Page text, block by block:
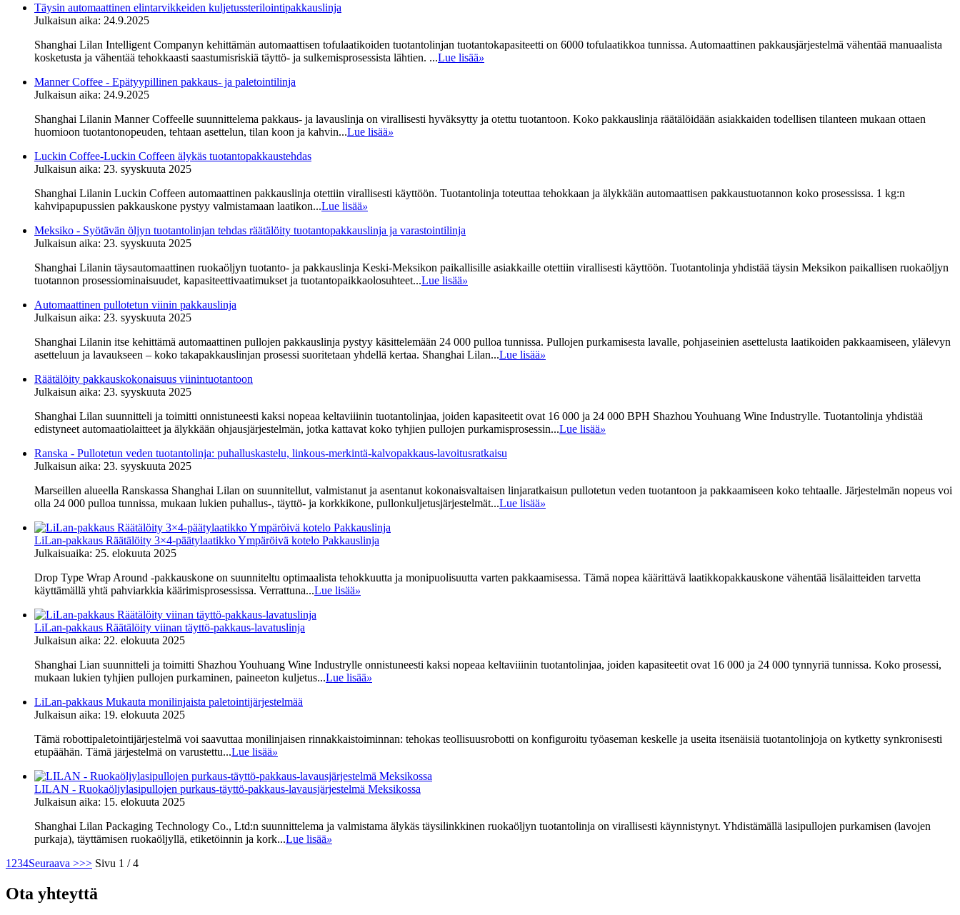
Täysin automaattinen elintarvikkeiden kuljetussterilointipakkauslinja
Julkaisun aika: 24.9.2025
Shanghai Lilan Intelligent Companyn kehittämän automaattisen tofulaatikoiden tuotantolinjan tuotantokapasiteetti on 6000 tofulaatikkoa tunnissa. Automaattinen pakkausjärjestelmä vähentää manuaalista
kosketusta ja vähentää tehokkaasti saastumisriskiä täyttö- ja sulkemisprosessista lähtien. ...Lue lisää»
Manner Coffee - Epätyypillinen pakkaus- ja paletointilinja
Julkaisun aika: 24.9.2025
Shanghai Lilanin Manner Coffeelle suunnittelema pakkaus- ja lavauslinja on virallisesti hyväksytty ja otettu tuotantoon. Koko pakkauslinja räätälöidään asiakkaiden todellisen tilanteen mukaan ottaen
huomioon tuotantonopeuden, tehtaan asettelun, tilan koon ja kahvin...Lue lisää»
Luckin Coffee-Luckin Coffeen älykäs tuotantopakkaustehdas
Julkaisun aika: 23. syyskuuta 2025
Shanghai Lilanin Luckin Coffeen automaattinen pakkauslinja otettiin virallisesti käyttöön. Tuotantolinja toteuttaa tehokkaan ja älykkään automaattisen pakkaustuotannon koko prosessissa. 1 kg:n
kahvipapupussien pakkauskone pystyy valmistamaan laatikon...Lue lisää»
Meksiko - Syötävän öljyn tuotantolinjan tehdas räätälöity tuotantopakkauslinja ja varastointilinja
Julkaisun aika: 23. syyskuuta 2025
Shanghai Lilanin täysautomaattinen ruokaöljyn tuotanto- ja pakkauslinja Keski-Meksikon paikallisille asiakkaille otettiin virallisesti käyttöön. Tuotantolinja yhdistää täysin Meksikon paikallisen ruokaöljyn
tuotannon prosessiominaisuudet, kapasiteettivaatimukset ja tuotantopaikkaolosuhteet...Lue lisää»
Automaattinen pullotetun viinin pakkauslinja
Julkaisun aika: 23. syyskuuta 2025
Shanghai Lilanin itse kehittämä automaattinen pullojen pakkauslinja pystyy käsittelemään 24 000 pulloa tunnissa. Pullojen purkamisesta lavalle, pohjaseinien asettelusta laatikoiden pakkaamiseen, ylälevyn
asetteluun ja lavaukseen – koko takapakkauslinjan prosessi suoritetaan yhdellä kertaa. Shanghai Lilan...Lue lisää»
Räätälöity pakkauskokonaisuus viinintuotantoon
Julkaisun aika: 23. syyskuuta 2025
Shanghai Lilan suunnitteli ja toimitti onnistuneesti kaksi nopeaa keltaviiinin tuotantolinjaa, joiden kapasiteetit ovat 16 000 ja 24 000 BPH Shazhou Youhuang Wine Industrylle. Tuotantolinja yhdistää
edistyneet automaatiolaitteet ja älykkään ohjausjärjestelmän, jotka kattavat koko tyhjien pullojen purkamisprosessin...Lue lisää»
Ranska - Pullotetun veden tuotantolinja: puhalluskastelu, linkous-merkintä-kalvopakkaus-lavoitusratkaisu
Julkaisun aika: 23. syyskuuta 2025
Marseillen alueella Ranskassa Shanghai Lilan on suunnitellut, valmistanut ja asentanut kokonaisvaltaisen linjaratkaisun pullotetun veden tuotantoon ja pakkaamiseen koko tehtaalle. Järjestelmän nopeus voi
olla 24 000 pulloa tunnissa, mukaan lukien puhallus-, täyttö- ja korkkikone, pullonkuljetusjärjestelmät...Lue lisää»
LiLan-pakkaus Räätälöity 3×4-päätylaatikko Ympäröivä kotelo Pakkauslinja
Julkaisuaika: 25. elokuuta 2025
Drop Type Wrap Around -pakkauskone on suunniteltu optimaalista tehokkuutta ja monipuolisuutta varten pakkaamisessa. Tämä nopea käärittävä laatikkopakkauskone vähentää lisälaitteiden tarvetta
käyttämällä yhtä pahviarkkia käärimisprosessissa. Verrattuna...Lue lisää»
LiLan-pakkaus Räätälöity viinan täyttö-pakkaus-lavatuslinja
Julkaisun aika: 22. elokuuta 2025
Shanghai Lian suunnitteli ja toimitti Shazhou Youhuang Wine Industrylle onnistuneesti kaksi nopeaa keltaviiinin tuotantolinjaa, joiden kapasiteetit ovat 16 000 ja 24 000 tynnyriä tunnissa. Koko prosessi,
mukaan lukien tyhjien pullojen purkaminen, paineeton kuljetus...Lue lisää»
LiLan-pakkaus Mukauta monilinjaista paletointijärjestelmää
Julkaisun aika: 19. elokuuta 2025
Tämä robottipaletointijärjestelmä voi saavuttaa monilinjaisen rinnakkaistoiminnan: tehokas teollisuusrobotti on konfiguroitu työaseman keskelle ja useita itsenäisiä tuotantolinjoja on kytketty synkronisesti
etupäähän. Tämä järjestelmä on varustettu...Lue lisää»
LILAN - Ruokaöljylasipullojen purkaus-täyttö-pakkaus-lavausjärjestelmä Meksikossa
Julkaisun aika: 15. elokuuta 2025
Shanghai Lilan Packaging Technology Co., Ltd:n suunnittelema ja valmistama älykäs täysilinkkinen ruokaöljyn tuotantolinja on virallisesti käynnistynyt. Yhdistämällä lasipullojen purkamisen (lavojen
purkaja), täyttämisen ruokaöljyllä, etiketöinnin ja kork...Lue lisää»
1 234Seuraava >>> Sivu 1 / 4
Ota yhteyttä